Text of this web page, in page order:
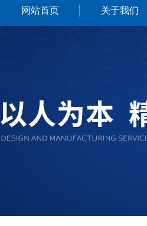
网站首页 关于我们